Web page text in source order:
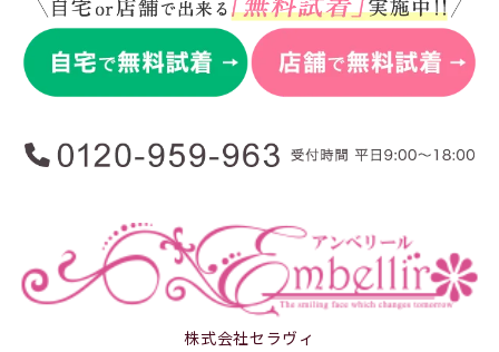
株式会社セラヴィ